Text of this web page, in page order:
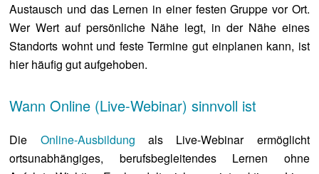
Austausch und das Lernen in einer festen Gruppe vor Ort.
Wer Wert auf persönliche Nähe legt, in der Nähe eines
Standorts wohnt und feste Termine gut einplanen kann, ist
hier häufig gut aufgehoben.
Wann Online (Live-Webinar) sinnvoll ist
Die Online-Ausbildung als Live-Webinar ermöglicht
ortsunabhängiges, berufsbegleitendes Lernen ohne